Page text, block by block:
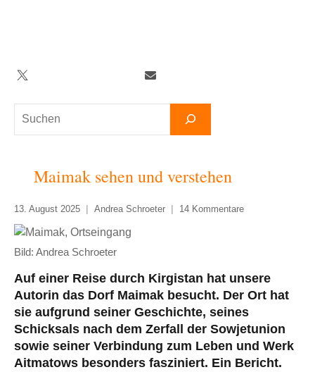
Suchen
Twitter TelegramNewsletter
Maimak sehen und verstehen
13. August 2025 Andrea Schroeter 14 Kommentare
Bild: Andrea Schroeter
Auf einer Reise durch Kirgistan hat unsere
Autorin das Dorf Maimak besucht. Der Ort hat
sie aufgrund seiner Geschichte, seines
Schicksals nach dem Zerfall der Sowjetunion
sowie seiner Verbindung zum Leben und Werk
Aitmatows besonders fasziniert. Ein Bericht.